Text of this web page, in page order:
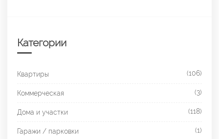
Категории
Квартиры (106)
Коммерческая (3)
Дома и участки (118)
Гаражи / парковки (1)